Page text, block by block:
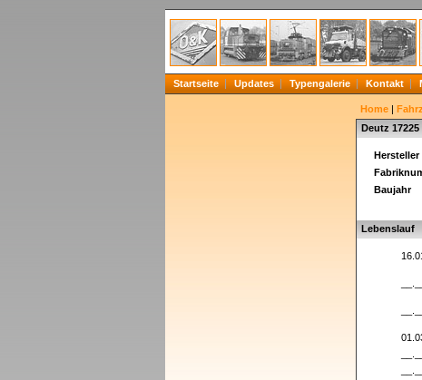
Startseite Updates Typengalerie Kontakt
Home |
Deutz 17225
Hersteller
Baujahr
Lebenslauf